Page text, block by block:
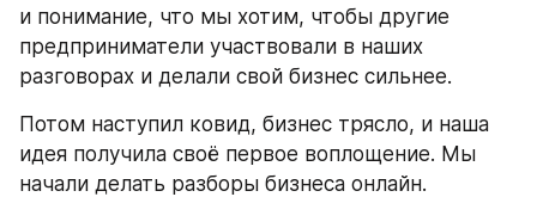
и понимание, что мы хотим, чтобы другие
предприниматели участвовали в наших
разговорах и делали свой бизнес сильнее.
Потом наступил ковид, бизнес трясло, и наша
идея получила своё первое воплощение. Мы
начали делать разборы бизнеса онлайн.